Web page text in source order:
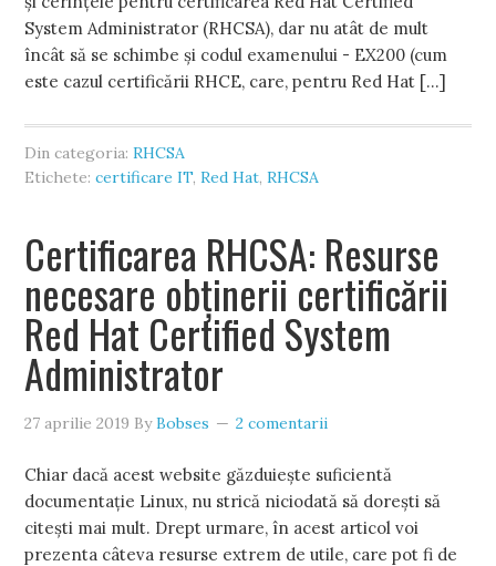
System Administrator (RHCSA), dar nu atât de mult
încât să se schimbe și codul examenului - EX200 (cum
este cazul certificării RHCE, care, pentru Red Hat […]
Din categoria:RHCSA
Etichete:certificare IT,Red Hat,RHCSA
Certificarea RHCSA: Resurse
necesare obținerii certificării
Red Hat Certified System
Administrator
27 aprilie 2019 ByBobses 2 comentarii
Chiar dacă acest website găzduiește suficientă
documentație Linux, nu strică niciodată să dorești să
citești mai mult. Drept urmare, în acest articol voi
prezenta câteva resurse extrem de utile, care pot fi de